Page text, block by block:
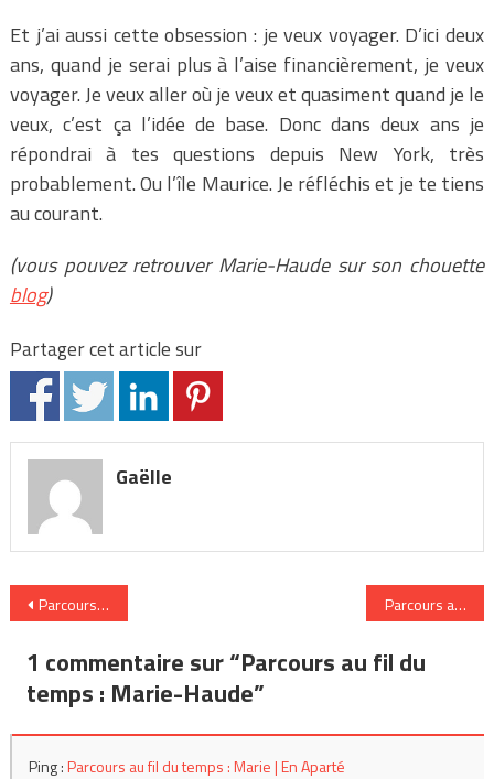
Et j’ai aussi cette obsession : je veux voyager. D’ici deux
ans, quand je serai plus à l’aise financièrement, je veux
voyager. Je veux aller où je veux et quasiment quand je le
veux, c’est ça l’idée de base. Donc dans deux ans je
répondrai à tes questions depuis New York, très
probablement. Ou l’île Maurice. Je réfléchis et je te tiens
au courant.
(vous pouvez retrouver Marie-Haude sur son chouette
blog)
Partager cet article sur
Gaëlle
Navigation
de
l’article
Parcours au fil du temps : Mathilde Parcours au fil
1 commentaire sur “Parcours au fil du
temps : Marie-Haude”
Ping :Parcours au fil du temps : Marie | En Aparté